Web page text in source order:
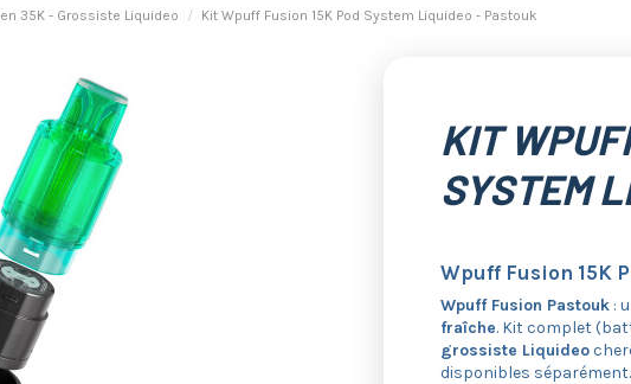
35K - Grossiste Liquideo Kit Wpuff Fusion 15K Pod System Liquideo - Pastouk
KIT
SYSTEM
Wpuff Fusion 15K
Wpuff Fusion Pastouk :
fraîche. Kit complet
grossiste Liquideo
disponibles